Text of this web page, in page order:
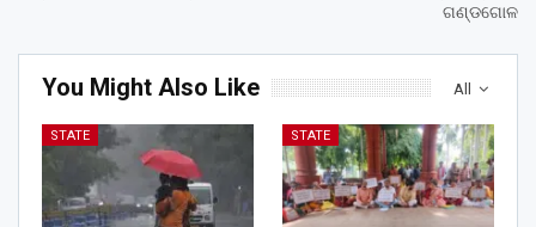
ଗଣ୍ଡଗୋଳ
All
You Might Also Like
STATE STATE